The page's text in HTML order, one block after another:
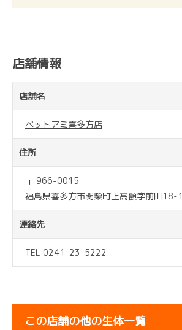
店舗情報
店舗名
ペットアミ喜多方店
住所
〒 966-0015
福島県喜多方市関柴町上高額字前田18-1
連絡先
TEL 0241-23-5222
この店舗の他の生体一覧